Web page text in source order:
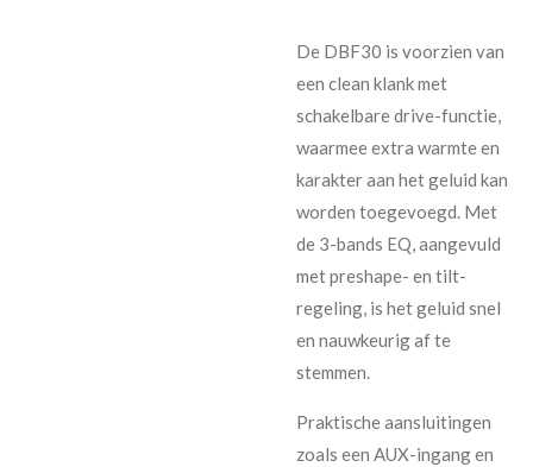
De DBF30 is voorzien van
een clean klank met
schakelbare drive-functie,
waarmee extra warmte en
karakter aan het geluid kan
worden toegevoegd. Met
de 3-bands EQ, aangevuld
met preshape- en tilt-
regeling, is het geluid snel
en nauwkeurig af te
stemmen.
Praktische aansluitingen
zoals een AUX-ingang en